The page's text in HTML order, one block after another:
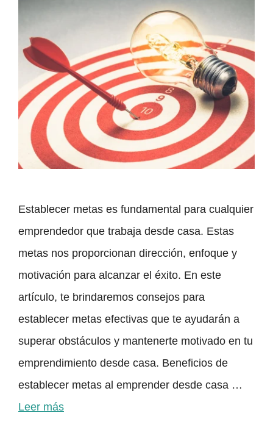
Establecer metas es fundamental para cualquier
emprendedor que trabaja desde casa. Estas
metas nos proporcionan dirección, enfoque y
motivación para alcanzar el éxito. En este
artículo, te brindaremos consejos para
establecer metas efectivas que te ayudarán a
superar obstáculos y mantenerte motivado en tu
emprendimiento desde casa. Beneficios de
establecer metas al emprender desde casa …
Leer más